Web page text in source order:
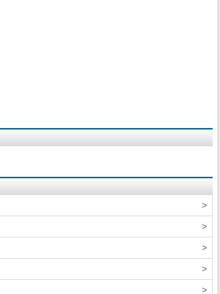
>
>
>
>
>